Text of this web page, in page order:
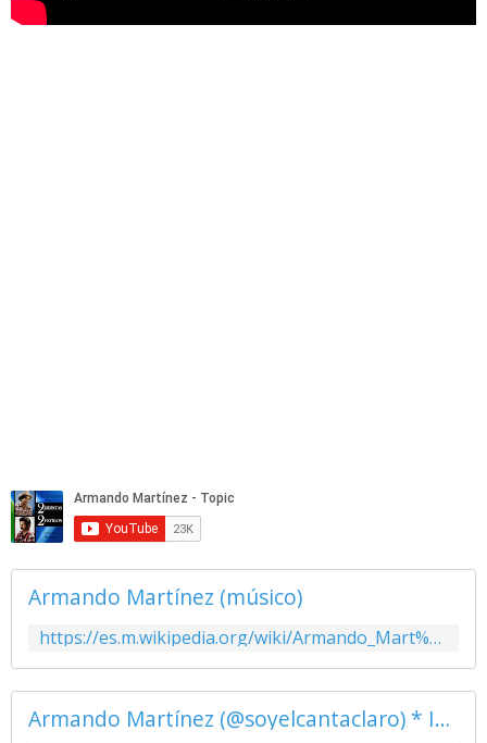
Armando Martínez (músico)
https://es.m.wikipedia.org/wiki/Armando_Mart%C3%ADnez_(m%C3%BAsico)
Armando Martínez (@soyelcantaclaro) * Instagram photos and videos